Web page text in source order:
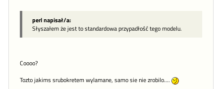
perl napisał/a:
Słyszałem że jest to standardowa przypadłość tego modelu.
Coooo?
Tozto jakims srubokretem wylamane, samo sie nie zrobilo....